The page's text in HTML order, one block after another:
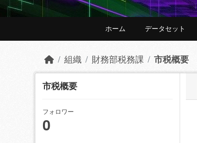
ホーム データセット
組織 財務部税務課 市税概要
市税概要
フォロワー
0